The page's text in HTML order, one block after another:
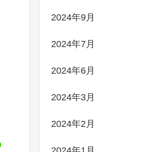
2024年9月
2024年7月
2024年6月
2024年3月
2024年2月